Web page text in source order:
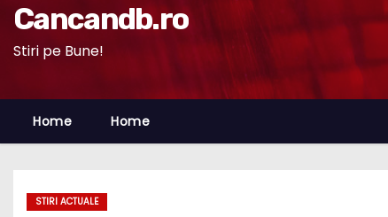
n
e
Cancandb.ro
Stiri pe Bune!
Home Home
STIRI ACTUALE